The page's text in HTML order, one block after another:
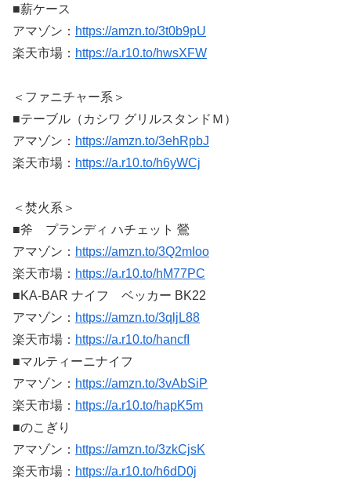
■薪ケース
アマゾン： https://amzn.to/3t0b9pU
楽天市場： https://a.r10.to/hwsXFW
＜ファニチャー系＞
■テーブル（カシワ グリルスタンドＭ）
アマゾン： https://amzn.to/3ehRpbJ
楽天市場： https://a.r10.to/h6yWCj
＜焚火系＞
■斧 プランディ ハチェット 鶯
アマゾン： https://amzn.to/3Q2mIoo
楽天市場： https://a.r10.to/hM77PC
■KA-BAR ナイフ ベッカー BK22
アマゾン： https://amzn.to/3qljL88
楽天市場： https://a.r10.to/hancfI
■マルティーニナイフ
アマゾン： https://amzn.to/3vAbSiP
楽天市場： https://a.r10.to/hapK5m
■のこぎり
アマゾン： https://amzn.to/3zkCjsK
楽天市場： https://a.r10.to/h6dD0j